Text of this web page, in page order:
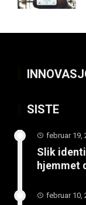
SISTE
februar 19,
Slik
hjemmet
februar 10,